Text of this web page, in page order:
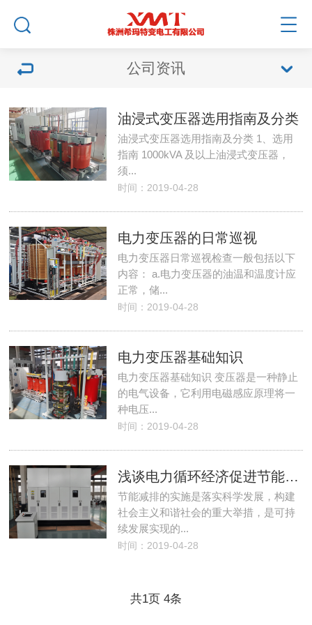
公司资讯
油浸式变压器选用指南及分类
油浸式变压器选用指南及分类 1、选用
指南 1000kVA 及以上油浸式变压器，
须...
时间：2019-04-28
电力变压器的日常巡视
电力变压器日常巡视检查一般包括以下
内容： a.电力变压器的油温和温度计应
正常，储...
时间：2019-04-28
电力变压器基础知识
电力变压器基础知识 变压器是一种静止
的电气设备，它利用电磁感应原理将一
种电压...
时间：2019-04-28
浅谈电力循环经济促进节能减排的方法
节能减排的实施是落实科学发展，构建
社会主义和谐社会的重大举措，是可持
续发展实现的...
时间：2019-04-28
共1页 4条